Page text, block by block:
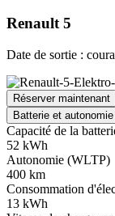
Renault 5
Date de sortie :
Réserver maintenant
Batterie et autonomie
Capacité de la
52 kWh
Autonomie (WLTP)
400 km
Consommation
13 kWh